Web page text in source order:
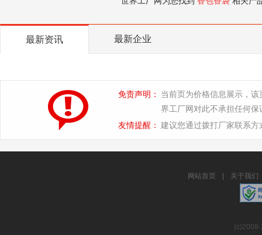
最新资讯 最新企业
免责声明：
当前页为价格信息展示，
界工厂网对此不承担任何保
友情提醒： 建议您通过拨打厂家联系
网站首页 关于我们